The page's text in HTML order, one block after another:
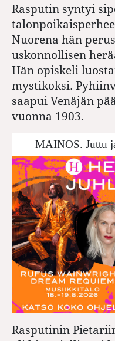
Rasputin syntyi
Nuorena hän
uskonnollisen
Hän opiskeli
mystikoksi.
saapui Venäjän
vuonna 1903.
MAINOS. Juttu
Rasputinin